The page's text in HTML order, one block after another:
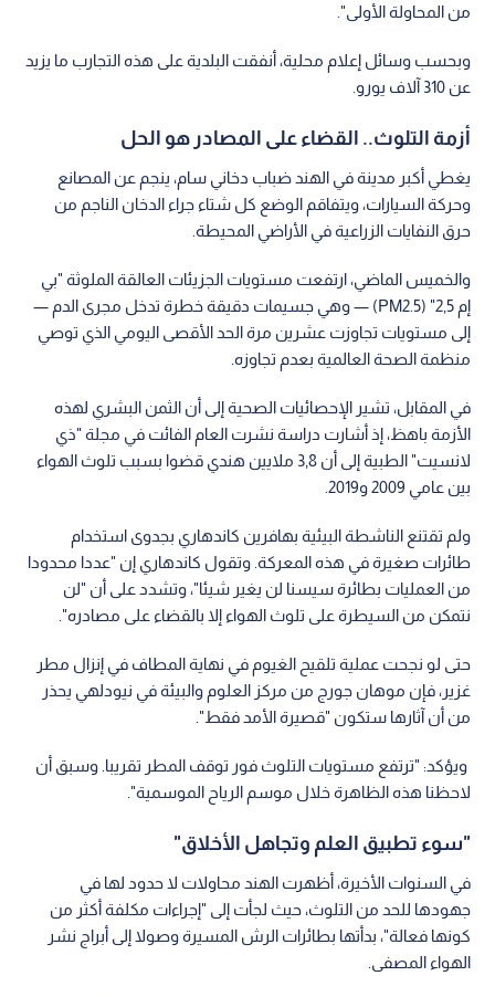
من المحاولة الأولى".
وبحسب وسائل إعلام محلية، أنفقت البلدية على هذه التجارب ما يزيد
عن 310 آلاف يورو.
أزمة التلوث.. القضاء على المصادر هو الحل
يغطي أكبر مدينة في الهند ضباب دخاني سام، ينجم عن المصانع
وحركة السيارات، ويتفاقم الوضع كل شتاء جراء الدخان الناجم من
حرق النفايات الزراعية في الأراضي المحيطة.
والخميس الماضي، ارتفعت مستويات الجزيئات العالقة الملوثة "بي
إم 2,5" (PM2.5) — وهي جسيمات دقيقة خطرة تدخل مجرى الدم —
إلى مستويات تجاوزت عشرين مرة الحد الأقصى اليومي الذي توصي
منظمة الصحة العالمية بعدم تجاوزه.
في المقابل، تشير الإحصائيات الصحية إلى أن الثمن البشري لهذه
الأزمة باهظ، إذ أشارت دراسة نشرت العام الفائت في مجلة "ذي
لانسيت" الطبية إلى أن 3,8 ملايين هندي قضوا بسبب تلوث الهواء
بين عامي 2009 و2019.
ولم تقتنع الناشطة البيئية بهافرين كاندهاري بجدوى استخدام
طائرات صغيرة في هذه المعركة. وتقول كاندهاري إن "عددا محدودا
من العمليات بطائرة سيسنا لن يغير شيئا"، وتشدد على أن "لن
نتمكن من السيطرة على تلوث الهواء إلا بالقضاء على مصادره".
حتى لو نجحت عملية تلقيح الغيوم في نهاية المطاف في إنزال مطر
غزير، فإن موهان جورج من مركز العلوم والبيئة في نيودلهي يحذر
من أن آثارها ستكون "قصيرة الأمد فقط".
ويؤكد: "ترتفع مستويات التلوث فور توقف المطر تقريبا. وسبق أن
لاحظنا هذه الظاهرة خلال موسم الرياح الموسمية".
"سوء تطبيق العلم وتجاهل الأخلاق"
في السنوات الأخيرة، أظهرت الهند محاولات لا حدود لها في
جهودها للحد من التلوث، حيث لجأت إلى "إجراءات مكلفة أكثر من
كونها فعالة"، بدأتها بطائرات الرش المسيرة وصولا إلى أبراج نشر
الهواء المصفى.